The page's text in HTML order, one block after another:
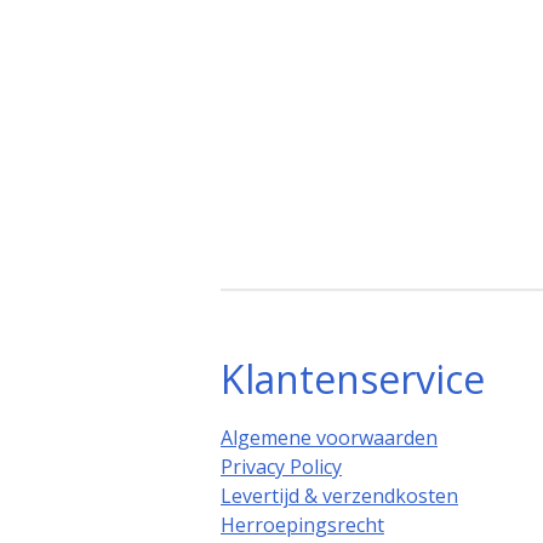
Klantenservice
Algemene voorwaarden
Privacy Policy
Levertijd & verzendkosten
Herroepingsrecht